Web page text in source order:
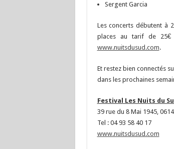
Sergent Garcia
Les concerts débutent à
places au tarif de
www.nuitsdusud.com.
Et restez bien connectés
dans les prochaines
Festival Les Nuits du
39 rue du 8 Mai 1945,
Tel : 04 93 58 40 17
www.nuitsdusud.com